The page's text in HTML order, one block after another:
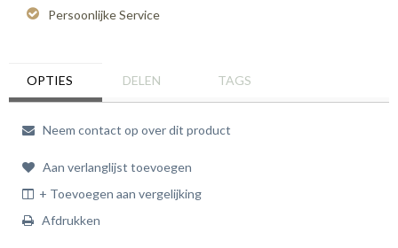
Persoonlijke Service
OPTIES DELEN TAGS
Neem contact op over dit product
Aan verlanglijst toevoegen
+ Toevoegen aan vergelijking
Afdrukken